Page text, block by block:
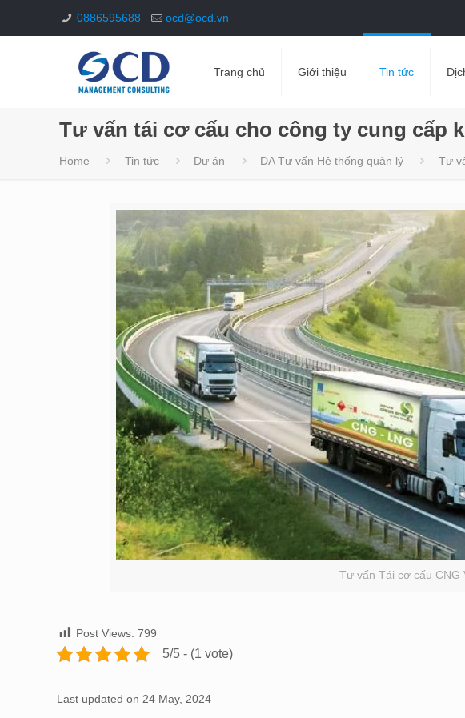
0886595688 ocd@ocd.vn
Trang chủ Giới thiệu Tin tức
Tư vấn tái cơ cấu cho công ty cung cấp
Home Tin tức Dự án DA Tư vấn Hệ thống quản lý Tư
Tư vấn Tái cơ cấu CNG
Post Views: 799
5/5 - (1 vote)
Last updated on 24 May, 2024